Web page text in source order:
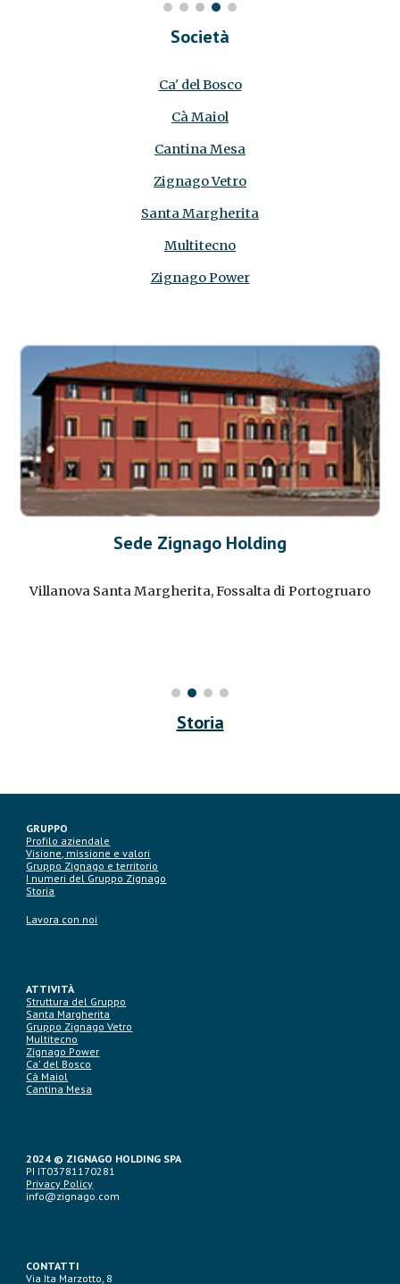
Società
Ca' del Bosco
Cà Maiol
Cantina Mesa
Zignago Vetro
Santa Margherita
Multitecno
Zignago Power
Sede Zignago Holding
Villanova Santa Margherita, Fossalta di Portogruaro
Storia
GRUPPO
Profilo aziendale
Visione, missione e valori
Gruppo Zignago e territorio
I numeri del Gruppo Zignago
Storia
Lavora con noi
ATTIVITÀ
Struttura del Gruppo
Santa Margherita
Gruppo Zignago Vetro
Multitecno
Zignago Power
Ca' del Bosco
Cà Maiol
Cantina Mesa
2024 © ZIGNAGO HOLDING SPA
PI IT03781170281
Privacy Policy
info@zignago.com
CONTATTI
Via Ita Marzotto, 8